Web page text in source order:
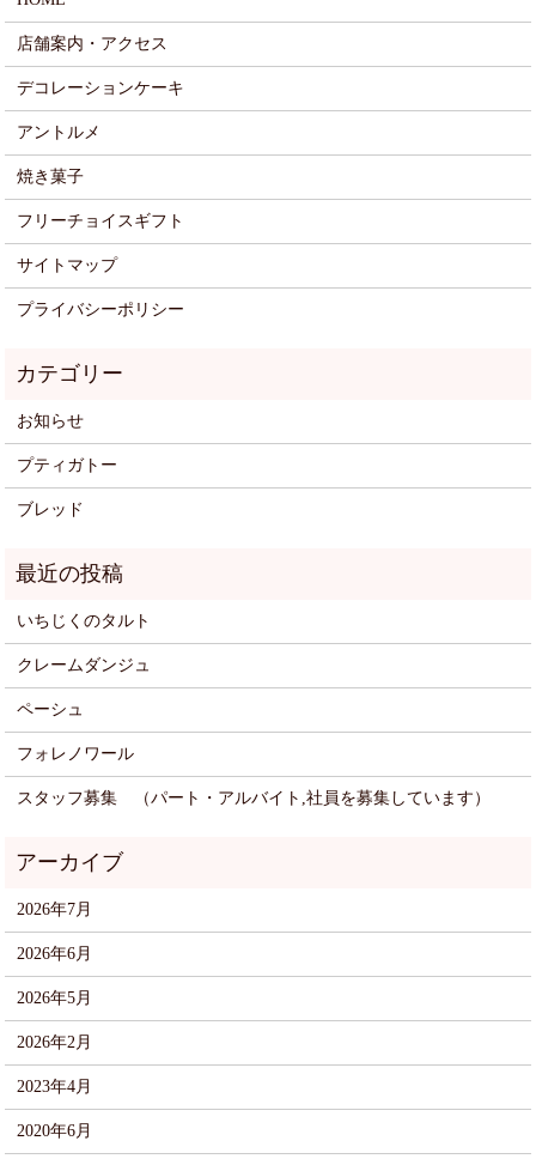
店舗案内・アクセス
デコレーションケーキ
アントルメ
焼き菓子
フリーチョイスギフト
サイトマップ
プライバシーポリシー
お知らせ
プティガトー
ブレッド
いちじくのタルト
クレームダンジュ
ペーシュ
フォレノワール
スタッフ募集 （パート・アルバイト,社員を募集しています）
2026年7月
2026年6月
2026年5月
2026年2月
2023年4月
2020年6月